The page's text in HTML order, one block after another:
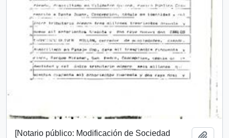
[Notario público: Modificación de Sociedad